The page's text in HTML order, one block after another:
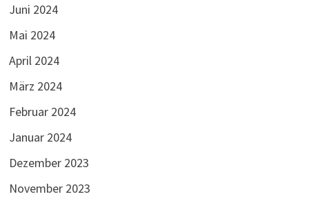
Juni 2024
Mai 2024
April 2024
März 2024
Februar 2024
Januar 2024
Dezember 2023
November 2023